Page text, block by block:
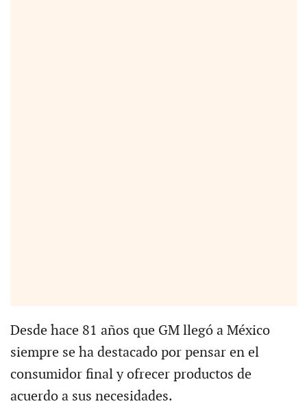
Desde hace 81 años que GM llegó a México
siempre se ha destacado por pensar en el
consumidor final y ofrecer productos de
acuerdo a sus necesidades.